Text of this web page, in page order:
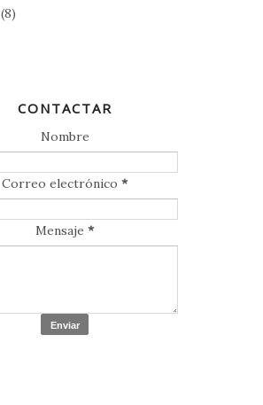
(8)
CONTACTAR
Nombre
Correo electrónico *
Mensaje *